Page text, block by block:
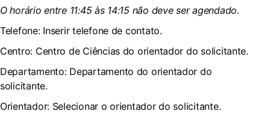
O horário entre 11:45 às 14:15 não deve ser agendado.
Telefone: Inserir telefone de contato.
Centro: Centro de Ciências do orientador do solicitante.
Departamento: Departamento do orientador do
solicitante.
Orientador: Selecionar o orientador do solicitante.